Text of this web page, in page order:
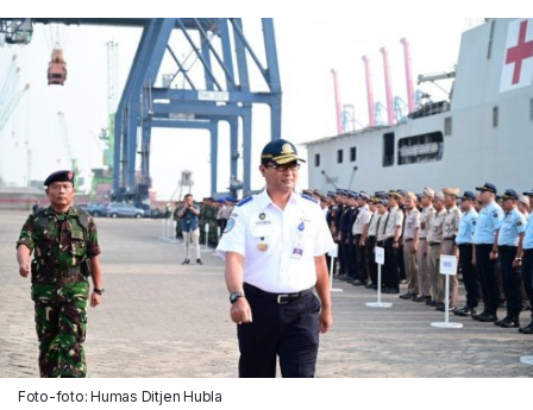
Foto-foto: Humas Ditjen Hubla